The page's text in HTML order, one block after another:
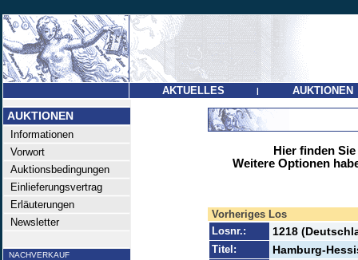
AKTUELLES | AUKTIONEN
AUKTIONEN
Informationen
Vorwort
Auktionsbedingungen
Einlieferungsvertrag
Erläuterungen
Newsletter
NACHVERKAUF
Hier finden
Weitere Optionen
Vorheriges Los
Losnr.:
1218
Titel: Hamburg-